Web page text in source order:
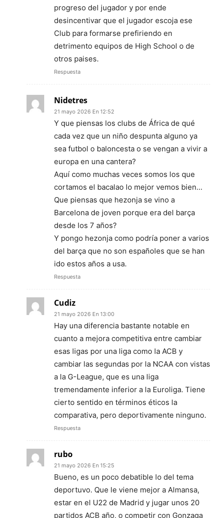
progreso del jugador y por ende
desincentivar que el jugador escoja ese
Club para formarse prefiriendo en
detrimento equipos de High School o de
otros paises.
Respuesta
Nidetres
21 mayo 2026 En 12:52
Y que piensas los clubs de África de qué
cada vez que un niño despunta alguno ya
sea futbol o baloncesta o se vengan a vivir a
europa en una cantera?
Aquí como muchas veces somos los que
cortamos el bacalao lo mejor vemos bien…
Que piensas que hezonja se vino a
Barcelona de joven porque era del barça
desde los 7 años?
Y pongo hezonja como podría poner a varios
del barça que no son españoles que se han
ido estos años a usa.
Respuesta
Cudiz
21 mayo 2026 En 13:00
Hay una diferencia bastante notable en
cuanto a mejora competitiva entre cambiar
esas ligas por una liga como la ACB y
cambiar las segundas por la NCAA con vistas
a la G-League, que es una liga
tremendamente inferior a la Euroliga. Tiene
cierto sentido en términos éticos la
comparativa, pero deportivamente ninguno.
Respuesta
rubo
21 mayo 2026 En 15:25
Bueno, es un poco debatible lo del tema
deportuvo. Que le viene mejor a Almansa,
estar en el U22 de Madrid y jugar unos 20
partidos ACB año, o competir con Gonzaga